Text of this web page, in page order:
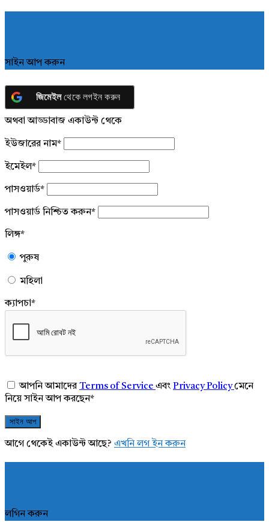
সাইন আপ করুন
জিমেইলথেকে লগইন করুন
অথবা আড্ডাবাজ একাউন্ট থেকে
ইউজারের নাম*
ইমেইল*
পাসওয়ার্ড*
পাসওয়ার্ড নিশ্চিত করুন*
লিঙ্গ*
পুরুষ
মহিলা
ক্যাপচা*
আপনি আমাদেরTerms of Service এবং Privacy Policyমেনে
নিয়ে সাইন আপ করছেন*
আগে থেকেই একাউন্ট আছে? এখনি লগ ইন করুন
লগিন করুন